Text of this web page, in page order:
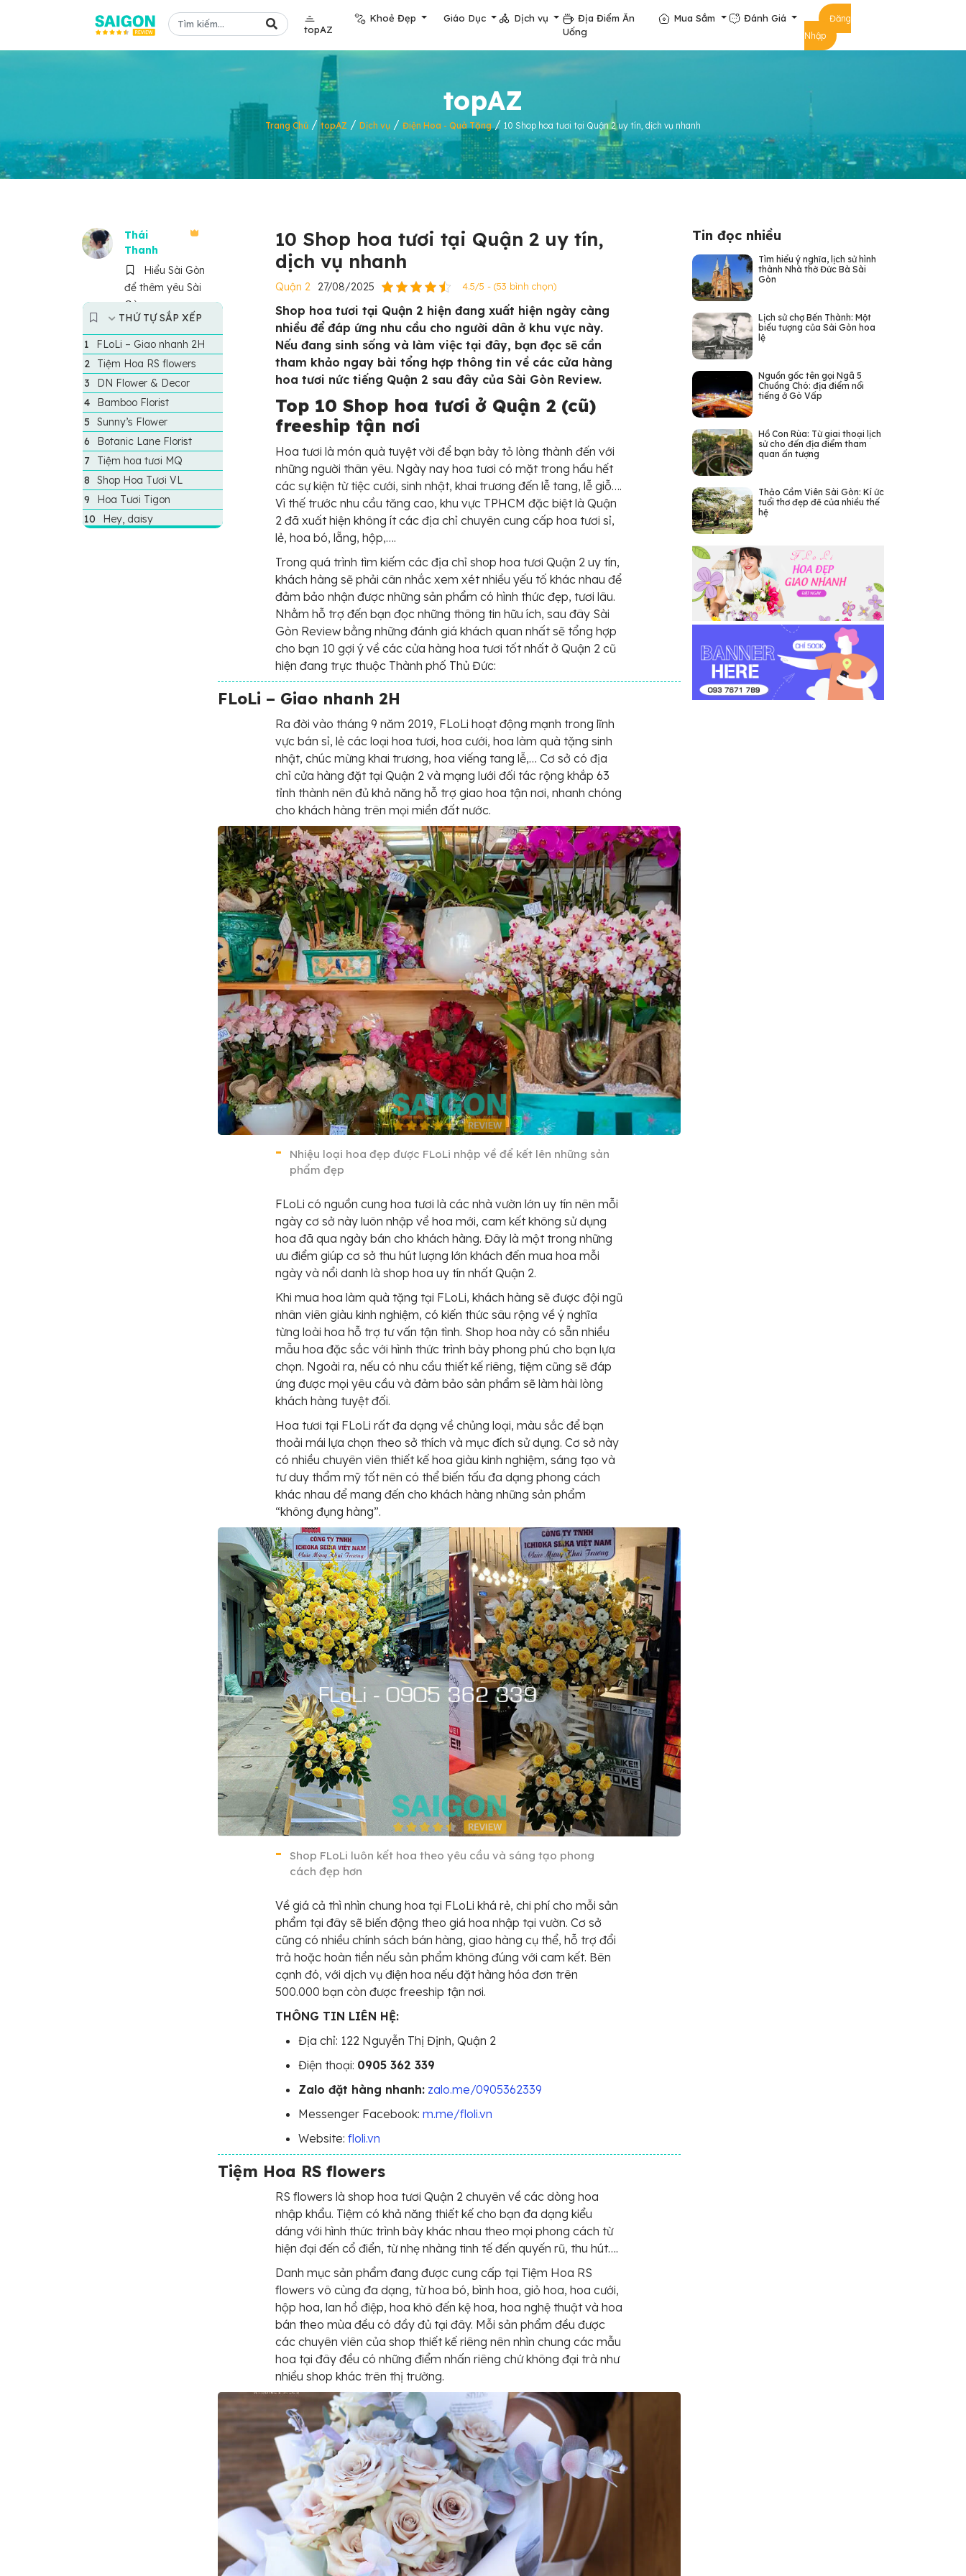
topAZ
Khoẻ Đẹp Giáo Dục Dịch vụ
Địa Điểm Ăn
Uống
Mua Sắm Đánh Giá
Đăng
Nhập
topAZ
Trang Chủ / topAZ / Dịch vụ / Điện Hoa - Quà Tặng/ 10 Shop hoa tươi tại Quận 2 uy tín, dịch vụ nhanh
Thái
Thanh
Hiểu Sài Gòn
để thêm yêu Sài
Gòn
10 Shop hoa tươi tại Quận 2 uy tín,
dịch vụ nhanh
Quận 2 27/08/2025 4.5/5 - (53 bình chọn)
THỨ TỰ SẮP XẾP
FLoLi – Giao nhanh 2H
Tiệm Hoa RS flowers
DN Flower & Decor
Bamboo Florist
Sunny’s Flower
Botanic Lane Florist
Tiệm hoa tươi MQ
Shop Hoa Tươi VL
Hoa Tươi Tigon
Hey, daisy
Shop hoa tươi tại Quận 2 hiện đang xuất hiện ngày càng
nhiều để đáp ứng nhu cầu cho người dân ở khu vực này.
Nếu đang sinh sống và làm việc tại đây, bạn đọc sẽ cần
tham khảo ngay bài tổng hợp thông tin về các cửa hàng
hoa tươi nức tiếng Quận 2 sau đây của Sài Gòn Review.
Top 10 Shop hoa tươi ở Quận 2 (cũ)
freeship tận nơi
Hoa tươi là món quà tuyệt vời để bạn bày tỏ lòng thành đến với
những người thân yêu. Ngày nay hoa tươi có mặt trong hầu hết
các sự kiện từ tiệc cưới, sinh nhật, khai trương đến lễ tang, lễ giỗ….
Vì thế trước nhu cầu tăng cao, khu vực TPHCM đặc biệt là Quận
2 đã xuất hiện không ít các địa chỉ chuyên cung cấp hoa tươi sỉ,
lẻ, hoa bó, lẵng, hộp,….
Trong quá trình tìm kiếm các địa chỉ shop hoa tươi Quận 2 uy tín,
khách hàng sẽ phải cân nhắc xem xét nhiều yếu tố khác nhau để
đảm bảo nhận được những sản phẩm có hình thức đẹp, tươi lâu.
Nhằm hỗ trợ đến bạn đọc những thông tin hữu ích, sau đây Sài
Gòn Review bằng những đánh giá khách quan nhất sẽ tổng hợp
cho bạn 10 gợi ý về các cửa hàng hoa tươi tốt nhất ở Quận 2 cũ
hiện đang trực thuộc Thành phố Thủ Đức:
FLoLi – Giao nhanh 2H
Ra đời vào tháng 9 năm 2019, FLoLi hoạt động mạnh trong lĩnh
vực bán sỉ, lẻ các loại hoa tươi, hoa cưới, hoa làm quà tặng sinh
nhật, chúc mừng khai trương, hoa viếng tang lễ,… Cơ sở có địa
chỉ cửa hàng đặt tại Quận 2 và mạng lưới đối tác rộng khắp 63
tỉnh thành nên đủ khả năng hỗ trợ giao hoa tận nơi, nhanh chóng
cho khách hàng trên mọi miền đất nước.
Nhiệu loại hoa đẹp được FLoLi nhập về để kết lên những sản
phẩm đẹp
FLoLi có nguồn cung hoa tươi là các nhà vườn lớn uy tín nên mỗi
ngày cơ sở này luôn nhập về hoa mới, cam kết không sử dụng
hoa đã qua ngày bán cho khách hàng. Đây là một trong những
ưu điểm giúp cơ sở thu hút lượng lớn khách đến mua hoa mỗi
ngày và nổi danh là shop hoa uy tín nhất Quận 2.
Khi mua hoa làm quà tặng tại FLoLi, khách hàng sẽ được đội ngũ
nhân viên giàu kinh nghiệm, có kiến thức sâu rộng về ý nghĩa
từng loài hoa hỗ trợ tư vấn tận tình. Shop hoa này có sẵn nhiều
mẫu hoa đặc sắc với hình thức trình bày phong phú cho bạn lựa
chọn. Ngoài ra, nếu có nhu cầu thiết kế riêng, tiệm cũng sẽ đáp
ứng được mọi yêu cầu và đảm bảo sản phẩm sẽ làm hài lòng
khách hàng tuyệt đối.
Hoa tươi tại FLoLi rất đa dạng về chủng loại, màu sắc để bạn
thoải mái lựa chọn theo sở thích và mục đích sử dụng. Cơ sở này
có nhiều chuyên viên thiết kế hoa giàu kinh nghiệm, sáng tạo và
tư duy thẩm mỹ tốt nên có thể biến tấu đa dạng phong cách
khác nhau để mang đến cho khách hàng những sản phẩm
“không đụng hàng”.
Shop FLoLi luôn kết hoa theo yêu cầu và sáng tạo phong
cách đẹp hơn
Về giá cả thì nhìn chung hoa tại FLoLi khá rẻ, chi phí cho mỗi sản
phẩm tại đây sẽ biến động theo giá hoa nhập tại vườn. Cơ sở
cũng có nhiều chính sách bán hàng, giao hàng cụ thể, hỗ trợ đổi
trả hoặc hoàn tiền nếu sản phẩm không đúng với cam kết. Bên
cạnh đó, với dịch vụ điện hoa nếu đặt hàng hóa đơn trên
500.000 bạn còn được freeship tận nơi.
THÔNG TIN LIÊN HỆ:
Địa chỉ: 122 Nguyễn Thị Định, Quận 2
Điện thoại: 0905 362 339
Zalo đặt hàng nhanh: zalo.me/0905362339
Messenger Facebook:m.me/floli.vn
Website:floli.vn
Tiệm Hoa RS flowers
RS flowers là shop hoa tươi Quận 2 chuyên về các dòng hoa
nhập khẩu. Tiệm có khả năng thiết kế cho bạn đa dạng kiểu
dáng với hình thức trình bày khác nhau theo mọi phong cách từ
hiện đại đến cổ điển, từ nhẹ nhàng tinh tế đến quyến rũ, thu hút….
Danh mục sản phẩm đang được cung cấp tại Tiệm Hoa RS
flowers vô cùng đa dạng, từ hoa bó, bình hoa, giỏ hoa, hoa cưới,
hộp hoa, lan hồ điệp, hoa khô đến kệ hoa, hoa nghệ thuật và hoa
bán theo mùa đều có đầy đủ tại đây. Mỗi sản phẩm đều được
các chuyên viên của shop thiết kế riêng nên nhìn chung các mẫu
hoa tại đây đều có những điểm nhấn riêng chứ không đại trà như
nhiều shop khác trên thị trường.
Tin đọc nhiều
Tìm hiểu ý nghĩa, lịch sử hình
thành Nhà thờ Đức Bà Sài
Gòn
Lịch sử chợ Bến Thành: Một
biểu tượng của Sài Gòn hoa
lệ
Nguồn gốc tên gọi Ngã 5
Chuồng Chó: địa điểm nổi
tiếng ở Gò Vấp
Hồ Con Rùa: Từ giai thoại lịch
sử cho đến địa điểm tham
quan ấn tượng
Thảo Cầm Viên Sài Gòn: Kí ức
tuổi thơ đẹp đẽ của nhiều thế
hệ